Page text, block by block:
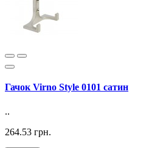
Гачок Virno Style 0101 сатин
..
264.53 грн.